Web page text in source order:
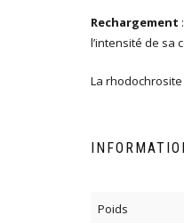
Rechargement
l’intensité de sa
La
Poids